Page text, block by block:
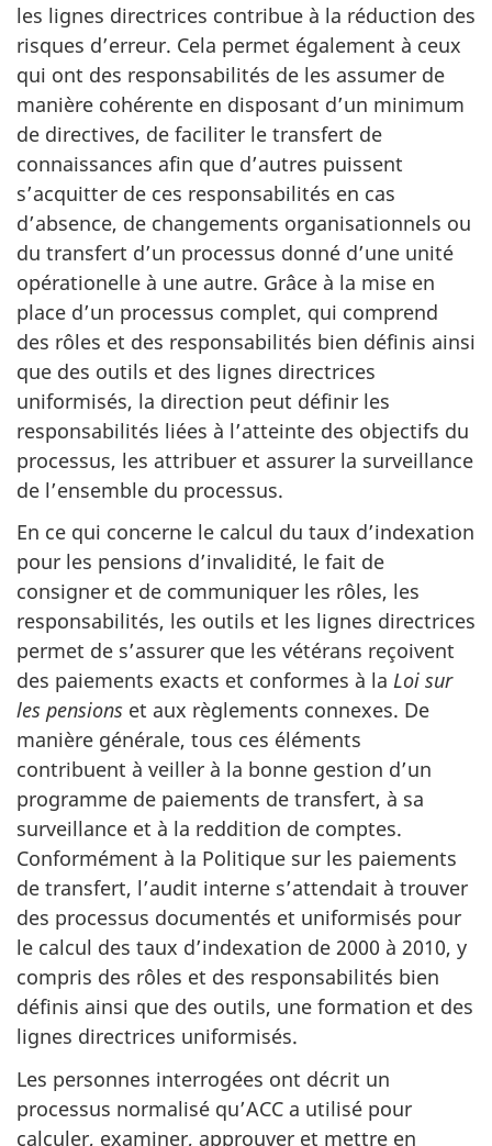
les lignes directrices contribue à la réduction des
risques d’erreur. Cela permet également à ceux
qui ont des responsabilités de les assumer de
manière cohérente en disposant d’un minimum
de directives, de faciliter le transfert de
connaissances afin que d’autres puissent
s’acquitter de ces responsabilités en cas
d’absence, de changements organisationnels ou
du transfert d’un processus donné d’une unité
opérationelle à une autre. Grâce à la mise en
place d’un processus complet, qui comprend
des rôles et des responsabilités bien définis ainsi
que des outils et des lignes directrices
uniformisés, la direction peut définir les
responsabilités liées à l’atteinte des objectifs du
processus, les attribuer et assurer la surveillance
de l’ensemble du processus.
En ce qui concerne le calcul du taux d’indexation
pour les pensions d’invalidité, le fait de
consigner et de communiquer les rôles, les
responsabilités, les outils et les lignes directrices
permet de s’assurer que les vétérans reçoivent
des paiements exacts et conformes à la Loi sur
les pensions et aux règlements connexes. De
manière générale, tous ces éléments
contribuent à veiller à la bonne gestion d’un
programme de paiements de transfert, à sa
surveillance et à la reddition de comptes.
Conformément à la Politique sur les paiements
de transfert, l’audit interne s’attendait à trouver
des processus documentés et uniformisés pour
le calcul des taux d’indexation de 2000 à 2010, y
compris des rôles et des responsabilités bien
définis ainsi que des outils, une formation et des
lignes directrices uniformisés.
Les personnes interrogées ont décrit un
processus normalisé qu’ACC a utilisé pour
calculer, examiner, approuver et mettre en